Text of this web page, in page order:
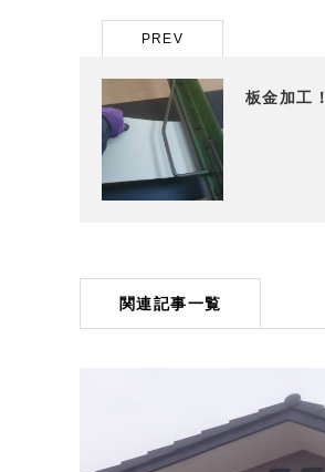
PREV
板金加工！
関連記事一覧